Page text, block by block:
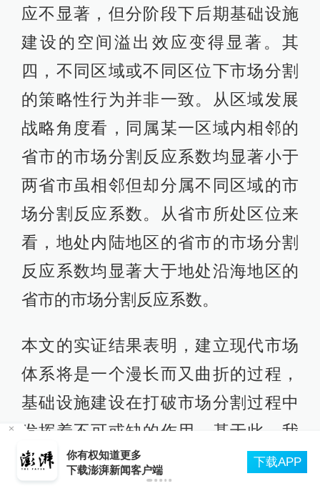
看，地处内陆地区的省市的市场分割
反应系数均显著大于地处沿海地区的
省市的市场分割反应系数。
本文的实证结果表明，建立现代市场
体系将是一个漫长而又曲折的过程，
基础设施建设在打破市场分割过程中
发挥着不可或缺的作用。基于此，我
们提出如下对策建议：
首先，政府应进一步加强基础设施建
设，缩小基础设施建设的区域差异
同时，也应注重跨区域基础设施建
设。东部地区基础设施建设在兼顾量
的提升的同时，应更注重质的飞跃；
规模相对较小，应加快基础设施建
专家解读台风“白海豚”：强势逼近华东，或成罕
见远洋强台风登陆我国